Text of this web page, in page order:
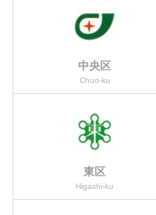
中央区
Chuo-ku
東区
Higashi-ku